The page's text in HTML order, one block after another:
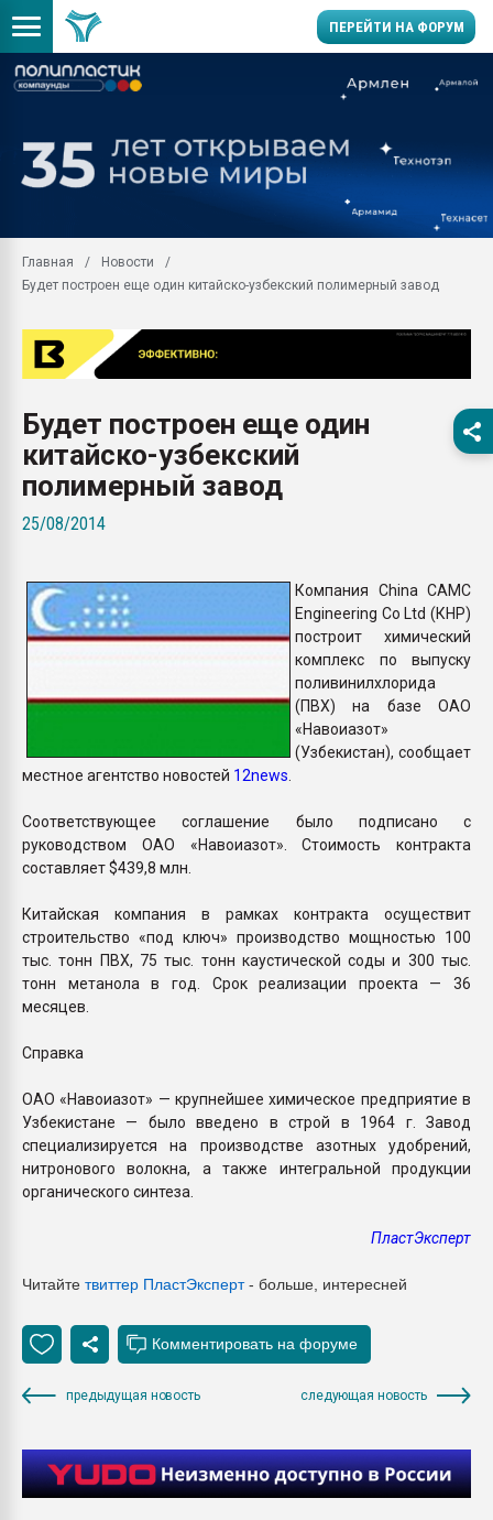
ПЕРЕЙТИ НА ФОРУМ
универсальны, что
умельцы изготовили
колонок полностью из
Продажа готового
производство SPC
29.07.2026 ФРП помог
ближайшее
Подмосковье, Москва
ПЕРЕЙТИ НА
Главная
Новости
Будет построен еще один китайско-узбекский полимерный завод
Будет построен еще один
китайско-узбекский
полимерный завод
25/08/2014
Компания China CAMC
Engineering Co Ltd (КНР)
построит химический
комплекс по выпуску
поливинилхлорида
(ПВХ) на базе ОАО
«Навоиазот»
(Узбекистан), сообщает
местное агентство новостей 12news
Соответствующее соглашение было подписано с
руководством ОАО «Навоиазот». Стоимость контракта
составляет $439,8 млн.
Китайская компания в рамках контракта осуществит
строительство «под ключ» производство мощностью 100
тыс. тонн ПВХ, 75 тыс. тонн каустической соды и 300 тыс.
тонн метанола в год. Срок реализации проекта — 36
месяцев.
Справка
ОАО «Навоиазот» — крупнейшее химическое предприятие в
Узбекистане — было введено в строй в 1964 г. Завод
специализируется на производстве азотных удобрений,
нитронового волокна, а также интегральной продукции
органического синтеза.
ПластЭксперт
Читайте твиттер ПластЭксперт- больше, интересней
предыдущая новость следующая новость